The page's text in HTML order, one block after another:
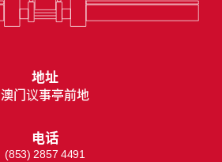
地址
澳门议事亭前地
电话
(853) 2857 4491